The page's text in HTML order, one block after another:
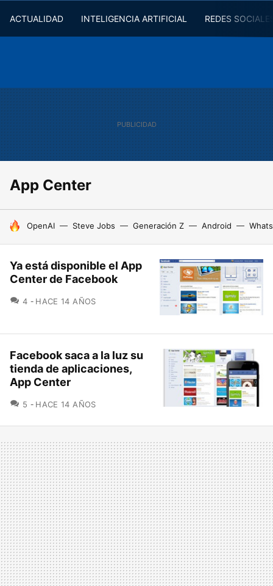
ACTUALIDAD INTELIGENCIA ARTIFICIAL REDES
App Center
HOY SE HABLA DE
OpenAI Steve Jobs Generación Z Android
Ya está disponible el App
Center de Facebook
4 COMENTARIOS
HACE 14 AÑOS
Facebook saca a la luz su
tienda de aplicaciones,
App Center
5 COMENTARIOS
HACE 14 AÑOS